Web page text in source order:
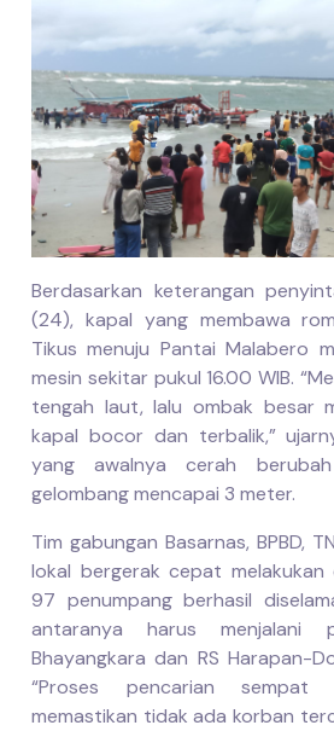
Berdasarkan keterangan
(24), kapal yang membawa
Tikus menuju Pantai Malabero
mesin sekitar pukul 16.00 WIB.
tengah laut, lalu ombak besar
kapal bocor dan terbalik,”
yang awalnya cerah
gelombang mencapai 3 meter.
Tim gabungan Basarnas, BPBD,
lokal bergerak cepat melakukan
97 penumpang berhasil
antaranya harus menjalani
Bhayangkara dan RS Harapan-
“Proses pencarian sempat
memastikan tidak ada korban